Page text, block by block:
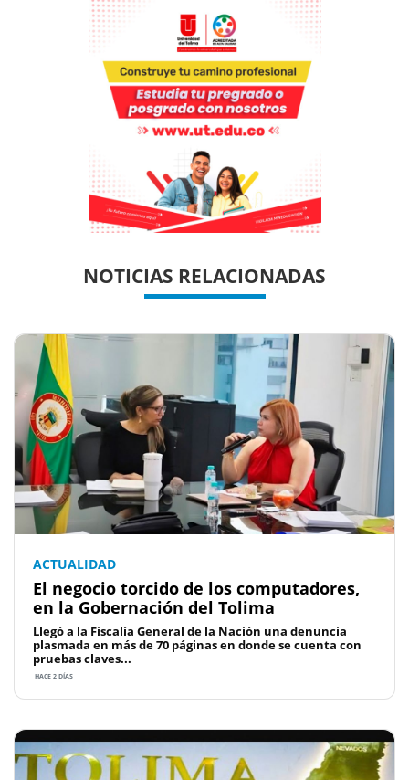
NOTICIAS RELACIONADAS
ACTUALIDAD
El negocio torcido de los computadores,
en la Gobernación del Tolima
Llegó a la Fiscalía General de la Nación una denuncia
plasmada en más de 70 páginas en donde se cuenta con
pruebas claves...
HACE 2 DÍAS